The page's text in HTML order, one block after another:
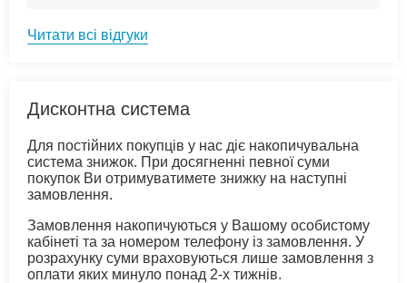
Читати всі відгуки
Дисконтна система
Для постійних покупців у нас діє накопичувальна
система знижок. При досягненні певної суми
покупок Ви отримуватимете знижку на наступні
замовлення.
Замовлення накопичуються у Вашому особистому
кабінеті та за номером телефону із замовлення. У
розрахунку суми враховуються лише замовлення з
оплати яких минуло понад 2-х тижнів.